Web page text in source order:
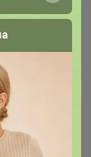
не открыл